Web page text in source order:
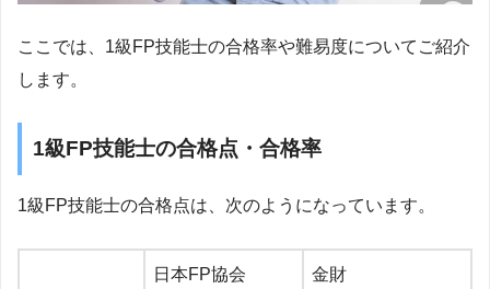
ここでは、1級FP技能士の合格率や難易度についてご紹介
します。
1級FP技能士の合格点・合格率
1級FP技能士の合格点は、次のようになっています。
日本FP協会 金財